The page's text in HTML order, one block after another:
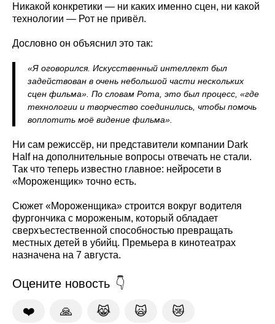
Никакой конкретики — ни каких именно сцен, ни какой
технологии — Рот не привёл.
Дословно он объяснил это так:
«Я оговорился. Искусственный интеллект был
задействован в очень небольшой части нескольких
сцен фильма». По словам Рота, это был процесс, «где
технологии и творчество соединились, чтобы помочь
воплотить моё видение фильма».
Ни сам режиссёр, ни представители компании Dark
Half на дополнительные вопросы отвечать не стали.
Так что теперь известно главное: нейросети в
«Мороженщик» точно есть.
Сюжет «Мороженщика» строится вокруг водителя
фургончика с мороженым, который обладает
сверхъестественной способностью превращать
местных детей в убийц. Премьера в кинотеатрах
назначена на 7 августа.
Оцените новость
❤️ 🙏 😹 🙀 😿